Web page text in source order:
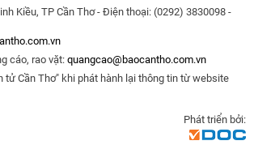
Kiều, TP Cần Thơ - Điện thoại: (0292) 3830098 -
cáo, rao vặt: quangcao@baocantho.com.vn
tử Cần Thơ" khi phát hành lại thông tin từ website
Phát triển bởi: